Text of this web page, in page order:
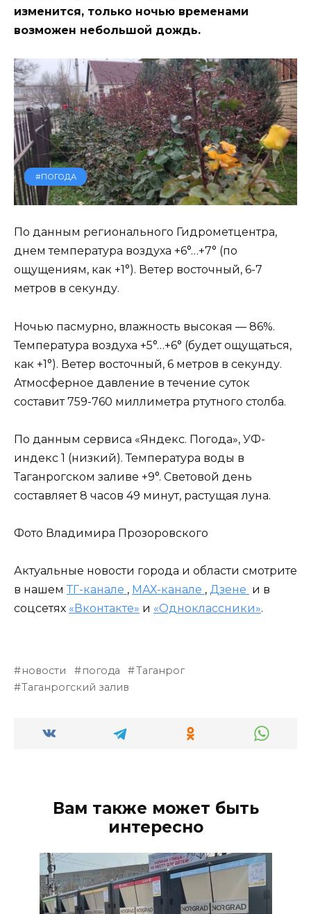
изменится, только ночью временами
возможен небольшой дождь.
#ПОГОДА
По данным регионального Гидрометцентра,
днем температура воздуха +6°…+7° (по
ощущениям, как +1°). Ветер восточный, 6-7
метров в секунду.
Ночью пасмурно, влажность высокая — 86%.
Температура воздуха +5°…+6° (будет ощущаться,
как +1°). Ветер восточный, 6 метров в секунду.
Атмосферное давление в течение суток
составит 759-760 миллиметра ртутного столба.
По данным сервиса «Яндекс. Погода», УФ-
индекс 1 (низкий). Температура воды в
Таганрогском заливе +9°. Световой день
составляет 8 часов 49 минут, растущая луна.
Фото Владимира Прозоровского
Актуальные новости города и области смотрите
в нашем ТГ-канале , МАХ-канале , Дзене и в
соцсетях «Вконтакте» и «Одноклассники».
новости погода
Таганрог
Таганрогский залив
Вам также может быть
интересно